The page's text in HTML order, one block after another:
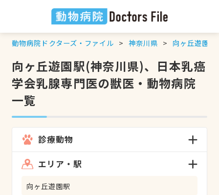
動物病院ドクターズ・ファイル 神奈川県 向ヶ丘遊園駅
向ヶ丘遊園駅(神奈川県)、日本乳癌
学会乳腺専門医の獣医・動物病院
一覧
診療動物
エリア・駅
向ヶ丘遊園駅